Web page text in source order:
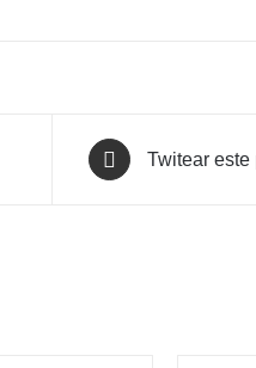
Twitear este